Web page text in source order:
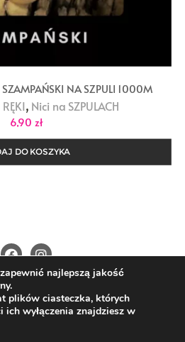
NA SZPULI 1000M
, Nici na SZPULACH
6,90 zł
DO KOSZYKA
Polityka prywatności
Wysyłka i płatności
. All rights reserved.
najlepszą jakość
plików ciasteczka, których
wyłączenia znajdziesz w